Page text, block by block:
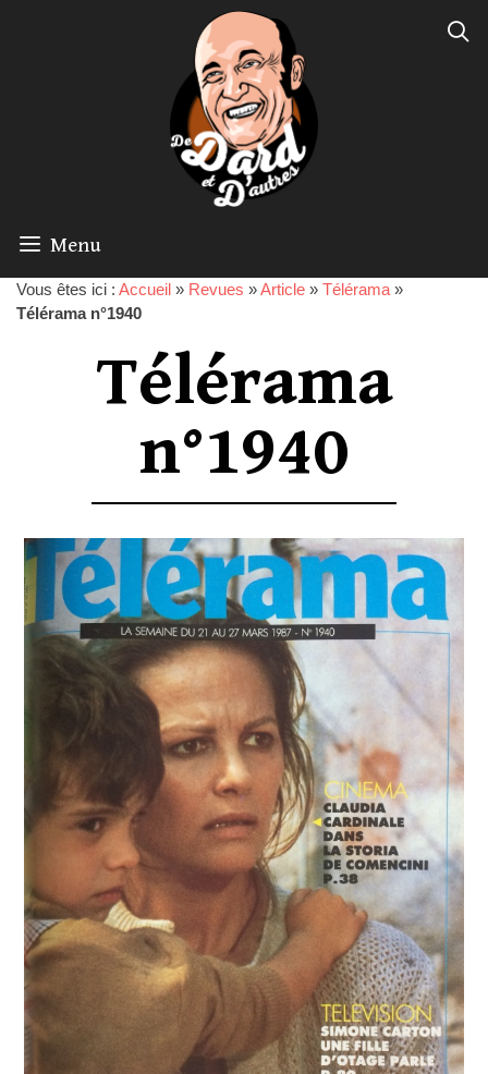
Menu
Vous êtes ici : Accueil » Revues »Article » Télérama »
Télérama n°1940
Télérama
n°1940